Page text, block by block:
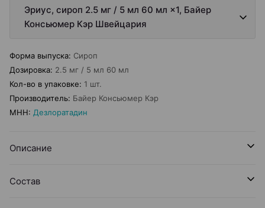
Эриус, сироп 2.5 мг / 5 мл 60 мл ×1, Байер
Консьюмер Кэр Швейцария
Форма выпуска: Сироп
Дозировка: 2.5 мг / 5 мл 60 мл
Кол-во в упаковке: 1 шт.
Производитель: Байер Консьюмер Кэр
МНН: Дезлоратадин
Описание
Состав